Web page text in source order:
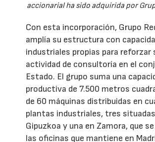
accionarial ha sido adquirida por
Con esta incorporación, Grupo
amplía su estructura con
industriales propias para reforzar
actividad de consultoría en el
Estado. El grupo suma una
productiva de 7.500 metros
de 60 máquinas distribuidas en
plantas industriales, tres
Gipuzkoa y una en Zamora, que
las oficinas que mantiene en